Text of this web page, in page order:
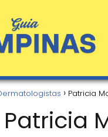
Patricia
Patricia